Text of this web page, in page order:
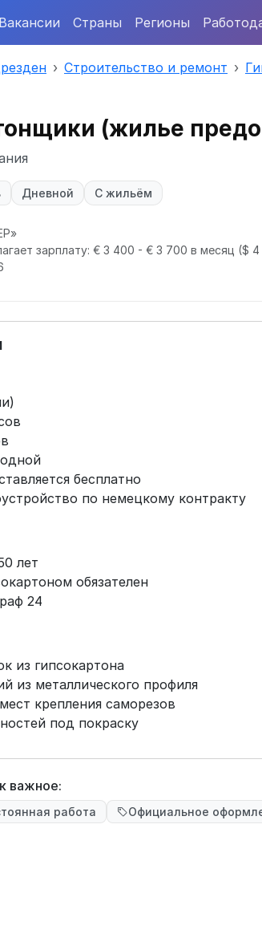
Вакансии Страны Регионы
Строительство и ремонт
(жилье
Дневной С жильём
зарплату: € 3 400 - € 3 700 в месяц ($
бесплатно
по немецкому контракту
лет
обязателен
24
из гипсокартона
из металлического профиля
крепления саморезов
под покраску
важное:
работа Официальное